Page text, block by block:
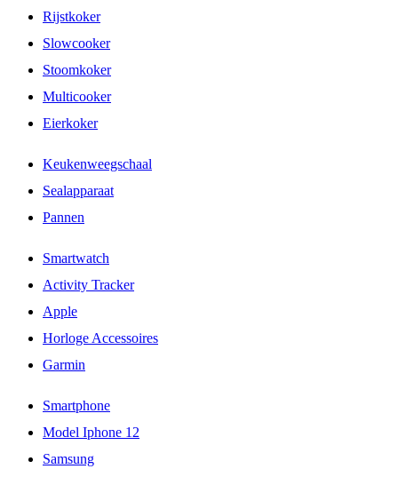
Rijstkoker
Slowcooker
Stoomkoker
Multicooker
Eierkoker
Keukenweegschaal
Sealapparaat
Pannen
Smartwatch
Activity Tracker
Apple
Horloge Accessoires
Garmin
Smartphone
Model Iphone 12
Samsung